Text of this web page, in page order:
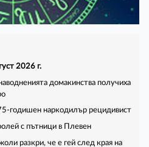
2026 г.
домакинства получиха
годишен наркодилър рецидивист
с пътници в Плевен
разкри, че е гей след края на